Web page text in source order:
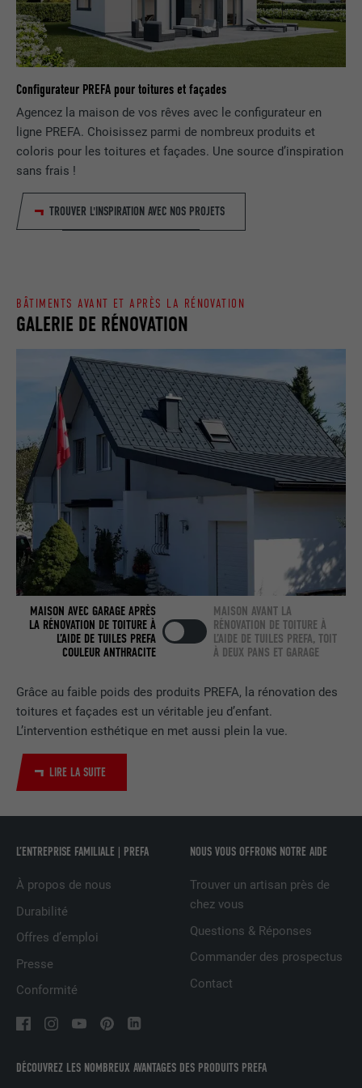
Configurateur PREFA pour toitures et façades
Agencez la maison de vos rêves avec le configurateur en
ligne PREFA. Choisissez parmi de nombreux produits et
coloris pour les toitures et façades. Une source d’inspiration
sans frais !
TROUVER L'INSPIRATION AVEC NOS PROJETS
Grâce au faible poids des produits PREFA, la rénovation des
toitures et façades est un véritable jeu d’enfant.
L’intervention esthétique en met aussi plein la vue.
LIRE LA SUITE
GALERIE DE RÉNOVATION
BÂTIMENTS AVANT ET APRÈS LA RÉNOVATION
MAISON AVEC GARAGE APRÈS
LA RÉNOVATION DE TOITURE À
L’AIDE DE TUILES PREFA
COULEUR ANTHRACITE
MAISON AVANT LA
RÉNOVATION DE TOITURE À
L’AIDE DE TUILES PREFA, TOIT
À DEUX PANS ET GARAGE
DÉCOUVREZ LES NOMBREUX AVANTAGES DES PRODUITS PREFA
L’ENTREPRISE FAMILIALE | PREFA
À propos de nous
Durabilité
Offres d’emploi
Presse
Conformité
NOUS VOUS OFFRONS NOTRE AIDE
Trouver un artisan près de
chez vous
Questions & Réponses
Commander des prospectus
Contact
EXPIRATION 1 jour
UTILITÉ
sur la manière dont l'utilisateur utilise le
site Internet.
NOM
autorise l'utilisation de cookies. Ne
contient aucun élément d'identification.
NOM lang
FOURNISSEUR ads.linkedin.com
EXPIRATION Session
UTILITÉ
Enregistre la langue choisie par
NOM lang
EXPIRATION Session
UTILITÉ
nous » intégrée.
NOM bcookie
FOURNISSEUR LinkedIn
EXPIRATION 2 ans
UTILITÉ
Utilisé par le service de réseau social
LinkedIn pour suivre l'utilisation de
services intégrés.
NOM bscookie
EXPIRATION 2 ans
UTILITÉ
Utilisé par le service de réseau social
UTILITÉ
Est utilisé pour suivre l'utilisateur sur
plusieurs sites Internet afin d'afficher de